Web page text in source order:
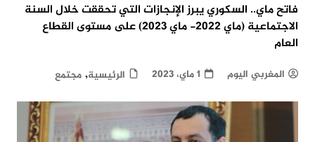
فاتح ماي.. السكوري يبرز الإنجازات التي تحققت خلال السنة
الاجتماعية (ماي 2022- ماي 2023) على مستوى القطاع
العام
المغربي اليوم 1 ماي، 2023 الرئيسية, مجتمع